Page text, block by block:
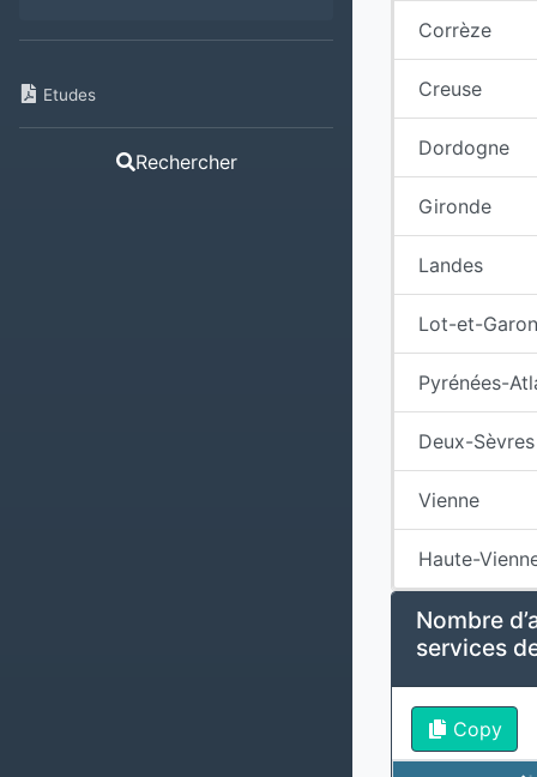
Etudes
Rechercher
Corrèze
Creuse
Dordogne
Gironde
Landes
Lot-et-
Pyrénées-
Deux-Sèvres
Vienne
Haute-
Nombre
services
Copy